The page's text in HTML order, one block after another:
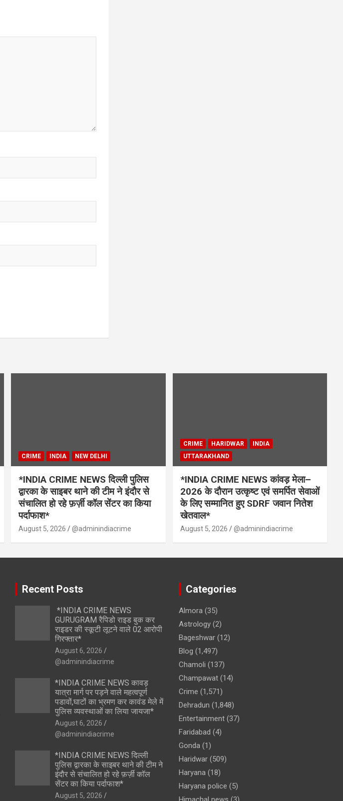
CRIME INDIA NEW DELHI
*INDIA CRIME NEWS दिल्ली पुलिस
द्वारका के साइबर थाने की टीम ने इंदौर से
संचालित हो रहे फ़र्ज़ी कॉल सेंटर का किया
पर्दाफाश*
August 5, 2026 @adminindiacrime
CRIME HARIDWAR
INDIA
UTTARAKHAND
*INDIA CRIME NEWS कांवड़ मेला–
2026 के दौरान उत्कृष्ट एवं समर्पित सेवाओं
के लिए सम्मानित हुए SDRF जवान नितेश
खेतवाल*
August 5, 2026 @adminindiacrime
Recent Posts
*INDIA CRIME NEWS
GURUGRAM रैपिडो राइड बुक कर
राइडर की स्कूटी लूटने वाले 02 आरोपी
गिरफ्तार*
August 6, 2026
@adminindiacrime
*INDIA CRIME NEWS कावड़
यात्रा मार्ग पर पड़ने वाले महत्वपूर्ण
पडावों,घाटों का भ्रमण कर कावंड मेले में
पुलिस व्यवस्थाओं का लिया जायजा*
August 6, 2026
@adminindiacrime
*INDIA CRIME NEWS दिल्ली
पुलिस द्वारका के साइबर थाने की टीम ने
इंदौर से संचालित हो रहे फ़र्ज़ी कॉल
सेंटर का किया पर्दाफाश*
August 5, 2026
Categories
Almora(35)
Astrology(2)
Bageshwar(12)
Blog (1,497)
Chamoli (137)
Champawat(14)
Crime (1,571)
Dehradun (1,848)
Entertainment(37)
Faridabad (4)
Gonda(1)
Haridwar(509)
Haryana(18)
Haryana police (5)